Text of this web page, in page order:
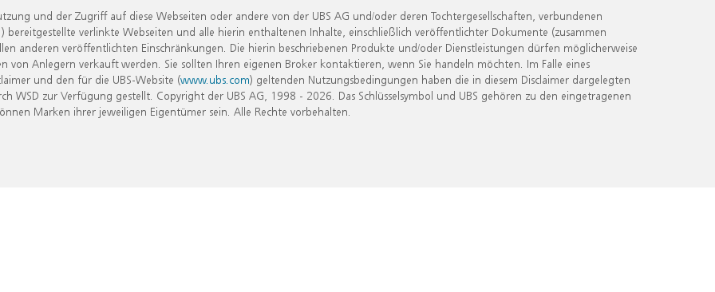
und der Zugriff auf diese Webseiten oder andere von der UBS AG und/oder deren Tochtergesellschaften, verbundenen
verlinkte Webseiten und alle hierin enthaltenen Inhalte, einschließlich veröffentlichter Dokumente (zusammen
anderen veröffentlichten Einschränkungen. Die hierin beschriebenen Produkte und/oder Dienstleistungen dürfen möglicherweise
Anlegern verkauft werden. Sie sollten Ihren eigenen Broker kontaktieren, wenn Sie handeln möchten. Im Falle eines
und den für die UBS-Website (www.ubs.com) geltenden Nutzungsbedingungen haben die in diesem Disclaimer dargelegten
zur Verfügung gestellt. Copyright der UBS AG, 1998 - 2026. Das Schlüsselsymbol und UBS gehören zu den eingetragenen
Marken ihrer jeweiligen Eigentümer sein. Alle Rechte vorbehalten.